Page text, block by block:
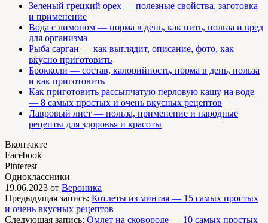
Зеленый грецкий орех — полезные свойства, заготовка
и применение
Вода с лимоном — норма в день, как пить, польза и вред
для организма
Рыба сарган — как выглядит, описание, фото, как
вкусно приготовить
Брокколи — состав, калорийность, норма в день, польза
и как приготовить
Как приготовить рассыпчатую перловую кашу на воде
— 8 самых простых и очень вкусных рецептов
Лавровый лист — польза, применение и народные
рецепты для здоровья и красоты
Вконтакте
Facebook
Pinterest
Одноклассники
19.06.2023 от Вероника
Предыдущая запись: Котлеты из минтая — 15 самых простых
и очень вкусных рецептов
Следующая запись: Омлет на сковороде — 10 самых простых